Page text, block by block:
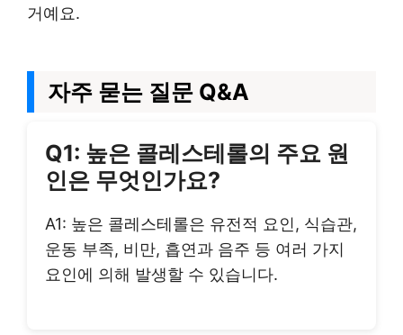
거예요.
자주 묻는 질문 Q&A
Q1: 높은 콜레스테롤의 주요 원
인은 무엇인가요?
A1: 높은 콜레스테롤은 유전적 요인, 식습관,
운동 부족, 비만, 흡연과 음주 등 여러 가지
요인에 의해 발생할 수 있습니다.